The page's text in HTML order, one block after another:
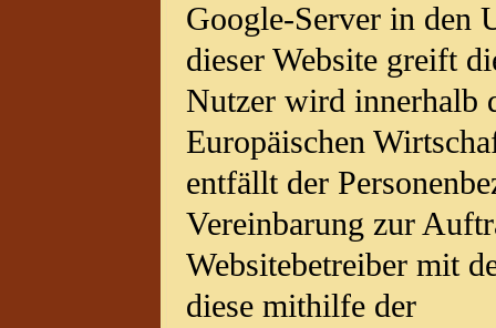
Google-Server in den
dieser Website greift
Nutzer wird innerhalb
Europäischen
entfällt der
Vereinbarung zur
Websitebetreiber mit
diese mithilfe der